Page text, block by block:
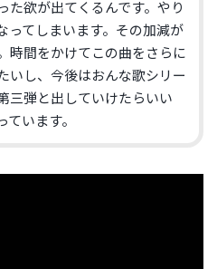
た欲が出てくるんです。やり
ってしまいます。その加減が
時間をかけてこの曲をさらに
いし、今後はおんな歌シリー
三弾と出していけたらいい
ています。